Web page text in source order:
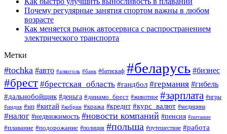
Почему регулярные занятия спортом важны в любом
возрасте
Как меняется рынок автосервиса с распространением
электрического транспорта
Метки
#tochka #авто #алкоголь #банк #батискаф #беларусь #бизнес
#брест #брестская_область #гандбол #германия #гибель
#дальнобойщик #деньга #динамо_брест #животное #зарплата #игры
#индия #ип #китай #кобрин #кража #кредит #курс_валют #медицина
#налог #недвижимость #новости компаний #пенсия #питание
#плавание #подорожание #полиция #польша #путешествие #работа